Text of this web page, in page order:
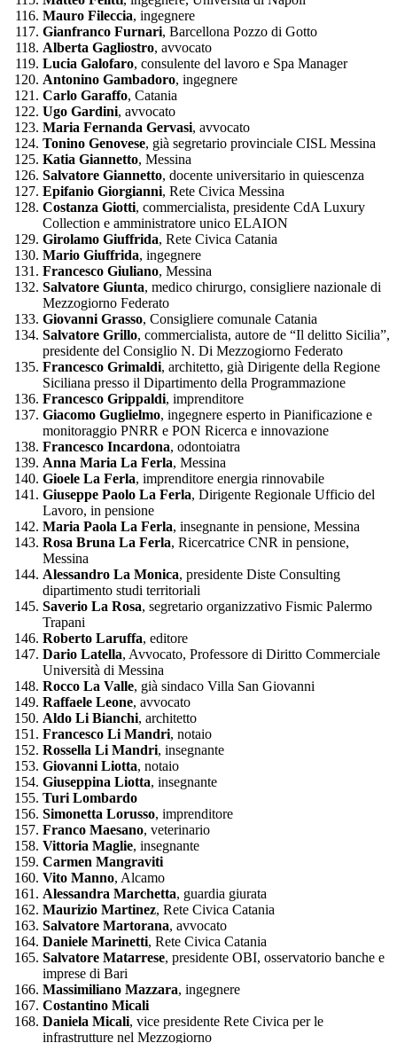
Mauro Fileccia, ingegnere
Gianfranco Furnari, Barcellona Pozzo di Gotto
Alberta Gagliostro, avvocato
Lucia Galofaro, consulente del lavoro e Spa Manager
Antonino Gambadoro, ingegnere
Carlo Garaffo, Catania
Ugo Gardini, avvocato
Maria Fernanda Gervasi, avvocato
Tonino Genovese, già segretario provinciale CISL Messina
Katia Giannetto, Messina
Salvatore Giannetto, docente universitario in quiescenza
Epifanio Giorgianni, Rete Civica Messina
Costanza Giotti, commercialista, presidente CdA Luxury
Collection e amministratore unico ELAION
Girolamo Giuffrida, Rete Civica Catania
Mario Giuffrida, ingegnere
Francesco Giuliano, Messina
Salvatore Giunta, medico chirurgo, consigliere nazionale di
Mezzogiorno Federato
Giovanni Grasso, Consigliere comunale Catania
Salvatore Grillo, commercialista, autore de “Il delitto Sicilia”,
presidente del Consiglio N. Di Mezzogiorno Federato
Francesco Grimaldi, architetto, già Dirigente della Regione
Siciliana presso il Dipartimento della Programmazione
Francesco Grippaldi, imprenditore
Giacomo Guglielmo, ingegnere esperto in Pianificazione e
monitoraggio PNRR e PON Ricerca e innovazione
Francesco Incardona, odontoiatra
Anna Maria La Ferla, Messina
Gioele La Ferla, imprenditore energia rinnovabile
Giuseppe Paolo La Ferla, Dirigente Regionale Ufficio del
Lavoro, in pensione
Maria Paola La Ferla, insegnante in pensione, Messina
Rosa Bruna La Ferla, Ricercatrice CNR in pensione,
Messina
Alessandro La Monica, presidente Diste Consulting
dipartimento studi territoriali
Saverio La Rosa, segretario organizzativo Fismic Palermo
Trapani
Roberto Laruffa, editore
Dario Latella, Avvocato, Professore di Diritto Commerciale
Università di Messina
Rocco La Valle, già sindaco Villa San Giovanni
Raffaele Leone, avvocato
Aldo Li Bianchi, architetto
Francesco Li Mandri, notaio
Rossella Li Mandri, insegnante
Giovanni Liotta, notaio
Giuseppina Liotta, insegnante
Turi Lombardo
Simonetta Lorusso, imprenditore
Franco Maesano, veterinario
Vittoria Maglie, insegnante
Carmen Mangraviti
Vito Manno, Alcamo
Alessandra Marchetta, guardia giurata
Maurizio Martinez, Rete Civica Catania
Salvatore Martorana, avvocato
Daniele Marinetti, Rete Civica Catania
Salvatore Matarrese, presidente OBI, osservatorio banche e
imprese di Bari
Massimiliano Mazzara, ingegnere
Costantino Micali
Daniela Micali, vice presidente Rete Civica per le
infrastrutture nel Mezzogiorno